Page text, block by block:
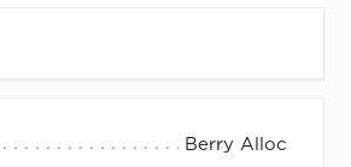
Berry Alloc